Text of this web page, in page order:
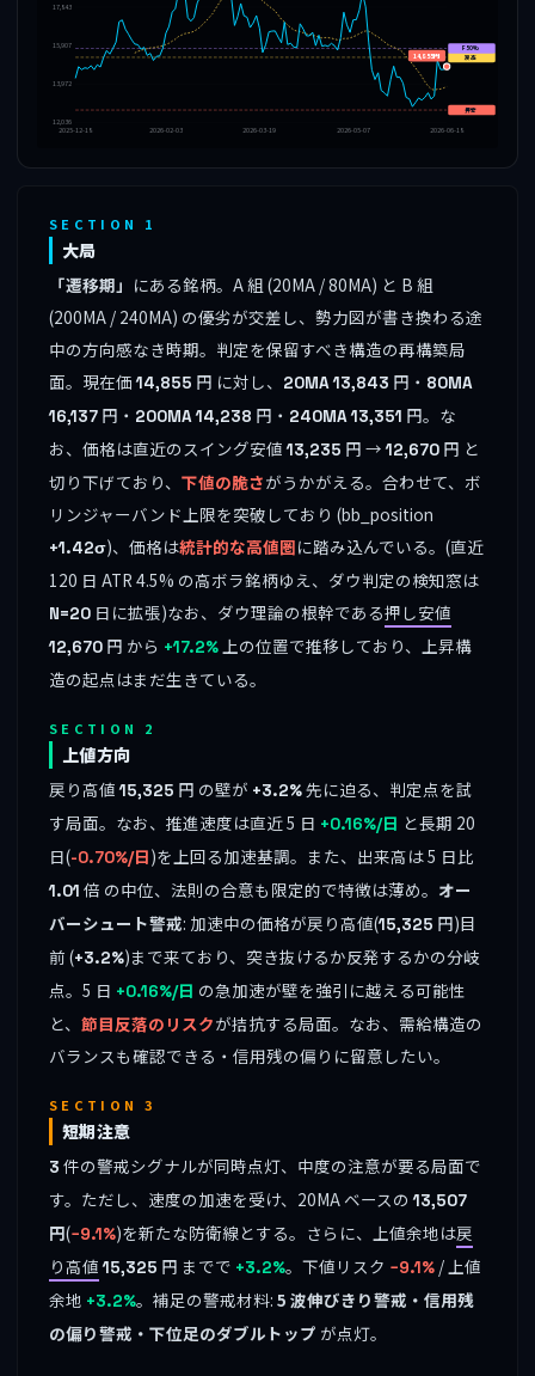
17,843
15,907
13,972
12,036
2025-12-18
2026-02-03 2026-03-19 2026-05-07 2026-06-18
押安
戻高
F50%
14,855円
SECTION 1
大局
「遷移期」 にある銘柄。A 組 (20MA / 80MA) と B 組
(200MA / 240MA) の優劣が交差し、勢力図が書き換わる途
中の方向感なき時期。判定を保留すべき構造の再構築局
面。現在価14,855 円 に対し、 20MA13,843 円・ 80MA
16,137 円・ 200MA14,238 円・ 240MA13,351 円。な
お、価格は直近のスイング安値13,235 円 →12,670 円 と
切り下げており、 下値の脆さがうかがえる。合わせて、ボ
リンジャーバンド上限を突破しており (bb_position
+1.42σ)、価格は統計的な高値圏に踏み込んでいる。(直近
120 日 ATR 4.5% の高ボラ銘柄ゆえ、ダウ判定の検知窓は
N=20 日に拡張)なお、ダウ理論の根幹である押し安値
12,670 円 から +17.2%上の位置で推移しており、上昇構
造の起点はまだ生きている。
SECTION 2
上値方向
戻り高値15,325 円 の壁が +3.2%先に迫る、判定点を試
す局面。なお、推進速度は直近 5 日 +0.16%/日 と長期 20
日(-0.70%/日)を上回る加速基調。また、出来高は 5 日比
1.01 倍 の中位、法則の合意も限定的で特徴は薄め。 オー
バーシュート警戒: 加速中の価格が戻り高値(15,325 円)目
前 (+3.2%)まで来ており、突き抜けるか反発するかの分岐
点。5 日 +0.16%/日 の急加速が壁を強引に越える可能性
と、 節目反落のリスクが拮抗する局面。なお、需給構造の
バランスも確認できる・信用残の偏りに留意したい。
SECTION 3
短期注意
3 件の警戒シグナルが同時点灯、中度の注意が要る局面で
す。ただし、速度の加速を受け、20MA ベースの13,507
円(−9.1%)を新たな防衛線とする。さらに、上値余地は戻
り高値 15,325 円 までで +3.2%。下値リスク −9.1% / 上値
余地 +3.2%。補足の警戒材料: 5 波伸びきり警戒・信用残
の偏り警戒・下位足のダブルトップ が点灯。